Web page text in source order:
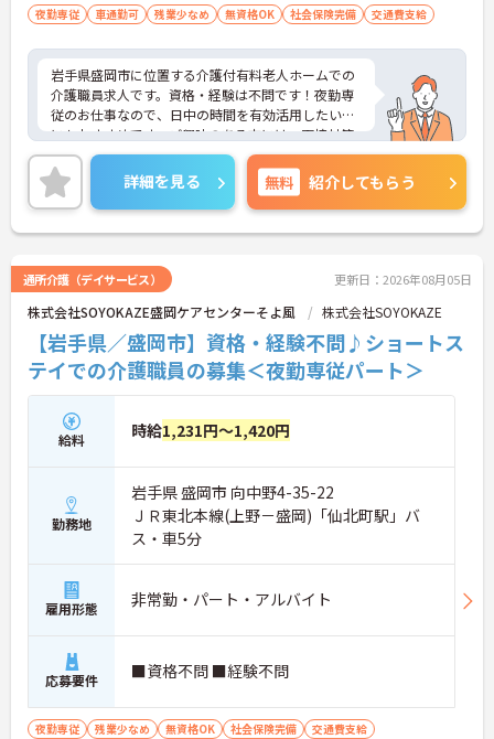
夜勤専従 車通勤可 残業少なめ 無資格OK 社会保険完備 交通費支給
岩手県盛岡市に位置する介護付有料老人ホームでの
介護職員求人です。資格・経験は不問です！夜勤専
従のお仕事なので、日中の時間を有効活用したい方
にもおすすめです。ご興味のある方には、面接対策
ポイント等、さらに詳細をお話ししますのでお気軽
にご相談ください！
詳細を見る 無料 紹介してもらう
通所介護（デイサービス） 更新日：2026年08月05日
株式会社SOYOKAZE盛岡ケアセンターそよ風 株式会社SOYOKAZE
【岩手県／盛岡市】資格・経験不問♪ショートス
テイでの介護職員の募集＜夜勤専従パート＞
給料 時給1,231円～1,420円
勤務地
岩手県 盛岡市 向中野4-35-22
ＪＲ東北本線(上野－盛岡)「仙北町駅」バ
ス・車5分
雇用形態 非常勤・パート・アルバイト
応募要件 ■資格不問 ■経験不問
夜勤専従 残業少なめ 無資格OK 社会保険完備 交通費支給